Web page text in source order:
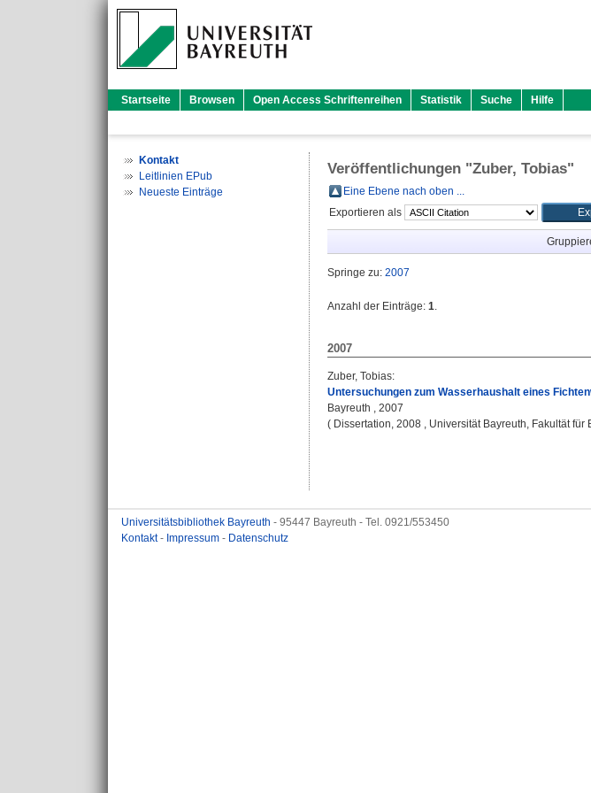
Startseite Browsen Open Access Schriftenreihen Statistik Suche Hilfe
Kontakt
Leitlinien EPub
Neueste Einträge
Veröffentlichungen "Zuber, Tobias"
Eine Ebene nach oben ...
Exportieren als
Springe zu: 2007
Anzahl der Einträge: 1.
2007
Zuber, Tobias:
Untersuchungen zum Wasserhaushalt eines
Bayreuth , 2007
( Dissertation, 2008 , Universität Bayreuth, Fakultät
Universitätsbibliothek Bayreuth - 95447 Bayreuth - Tel. 0921/553450
Kontakt- Impressum - Datenschutz